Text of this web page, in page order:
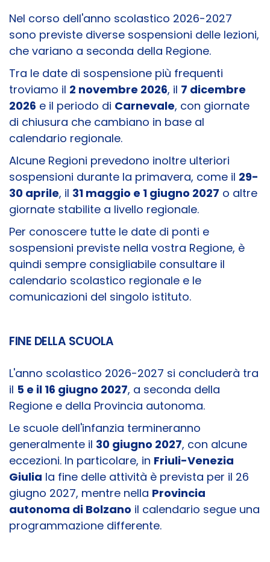
Nel corso dell'anno scolastico 2026-2027
sono previste diverse sospensioni delle lezioni,
che variano a seconda della Regione.
Tra le date di sospensione più frequenti
troviamo il 2 novembre 2026, il 7 dicembre
2026 e il periodo di Carnevale, con giornate
di chiusura che cambiano in base al
calendario regionale.
Alcune Regioni prevedono inoltre ulteriori
sospensioni durante la primavera, come il 29-
30 aprile, il 31 maggio e 1 giugno 2027 o altre
giornate stabilite a livello regionale.
Per conoscere tutte le date di ponti e
sospensioni previste nella vostra Regione, è
quindi sempre consigliabile consultare il
calendario scolastico regionale e le
comunicazioni del singolo istituto.
FINE DELLA SCUOLA
L'anno scolastico 2026-2027 si concluderà tra
il 5 e il 16 giugno 2027, a seconda della
Regione e della Provincia autonoma.
Le scuole dell'infanzia termineranno
generalmente il 30 giugno 2027, con alcune
eccezioni. In particolare, in Friuli-Venezia
Giulia la fine delle attività è prevista per il 26
giugno 2027, mentre nella Provincia
autonoma di Bolzano il calendario segue una
programmazione differente.